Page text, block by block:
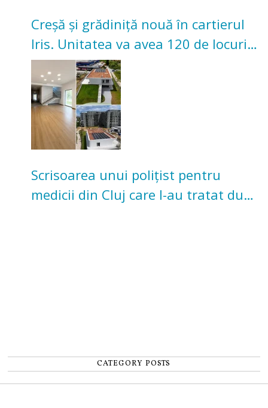
Creșă și grădiniță nouă în cartierul
Iris. Unitatea va avea 120 de locuri
pentru copii
Scrisoarea unui polițist pentru
medicii din Cluj care l-au tratat după
CATEGORY POSTS